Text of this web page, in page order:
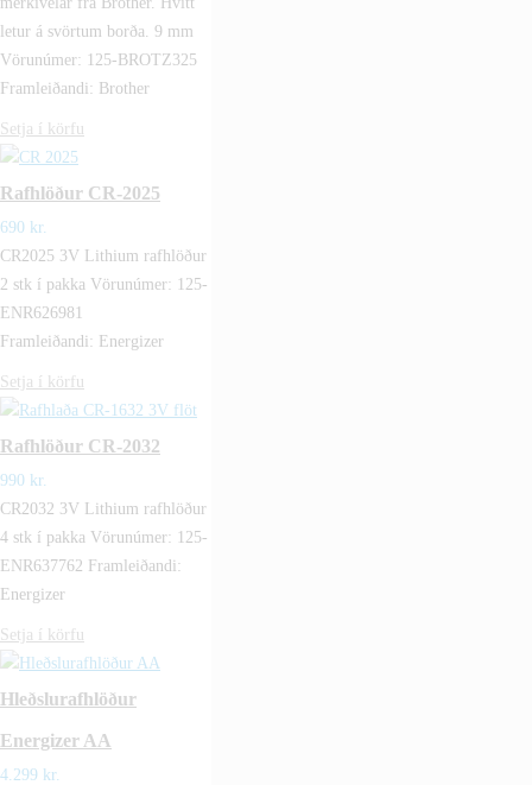
letur á svörtum borða. 9 mm
Vörunúmer: 125-BROTZ325
Framleiðandi: Brother
Setja í körfu
Rafhlöður CR-2025
690 kr.
CR2025 3V Lithium rafhlöður
2 stk í pakka Vörunúmer: 125-
ENR626981
Framleiðandi: Energizer
Setja í körfu
Rafhlöður CR-2032
990 kr.
CR2032 3V Lithium rafhlöður
4 stk í pakka Vörunúmer: 125-
ENR637762 Framleiðandi:
Energizer
Setja í körfu
Hleðslurafhlöður
Energizer AA
4.299 kr.